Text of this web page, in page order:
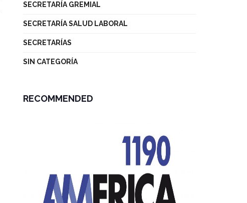
SECRETARÍA GREMIAL
SECRETARÍA SALUD LABORAL
SECRETARÍAS
SIN CATEGORÍA
RECOMMENDED